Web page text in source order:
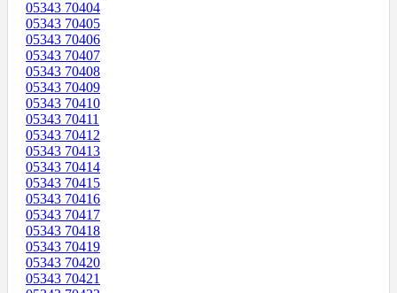
05343 70404
05343 70405
05343 70406
05343 70407
05343 70408
05343 70409
05343 70410
05343 70411
05343 70412
05343 70413
05343 70414
05343 70415
05343 70416
05343 70417
05343 70418
05343 70419
05343 70420
05343 70421